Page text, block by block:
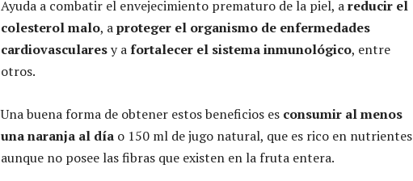
Ayuda a combatir el envejecimiento prematuro de la piel, areducir el
colesterol malo, aproteger el organismo de enfermedades
cardiovascularesy afortalecer el sistema inmunológico, entre
otros.
Una buena forma de obtener estos beneficios es consumir al menos
una naranja al día o 150 ml de jugo natural, que es rico en nutrientes
aunque no posee las fibras que existen en la fruta entera.